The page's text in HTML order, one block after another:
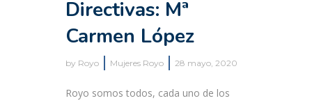
Directivas: Mª
Carmen López
by Royo Mujeres Royo 28 mayo, 2020
Royo somos todos, cada uno de los